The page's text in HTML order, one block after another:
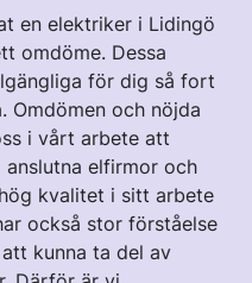
en elektriker i Lidingö
omdöme. Dessa
för dig så fort
Omdömen och nöjda
i vårt arbete att
elfirmor och
kvalitet i sitt arbete
också stor förståelse
kunna ta del av